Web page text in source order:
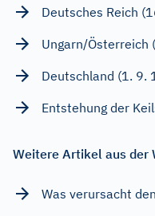
Deutsches Reich
Ungarn/Österreich
Deutschland (1. 9.
Entstehung der
Weitere Artikel aus der
Was verursacht